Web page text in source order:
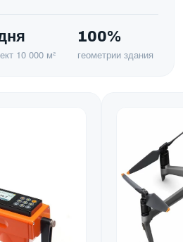
10 000 м²
100%
геометрии здания